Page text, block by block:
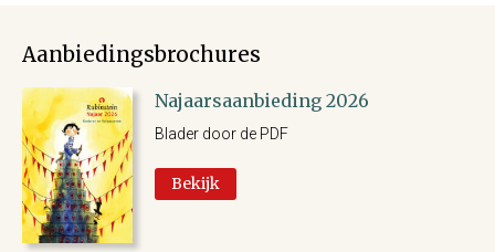
Aanbiedingsbrochures
Najaarsaanbieding 2026
Blader door de PDF
Bekijk